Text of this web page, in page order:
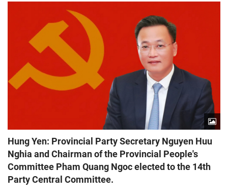
Hung Yen: Provincial Party Secretary Nguyen Huu
Nghia and Chairman of the Provincial People's
Committee Pham Quang Ngoc elected to the 14th
Party Central Committee.